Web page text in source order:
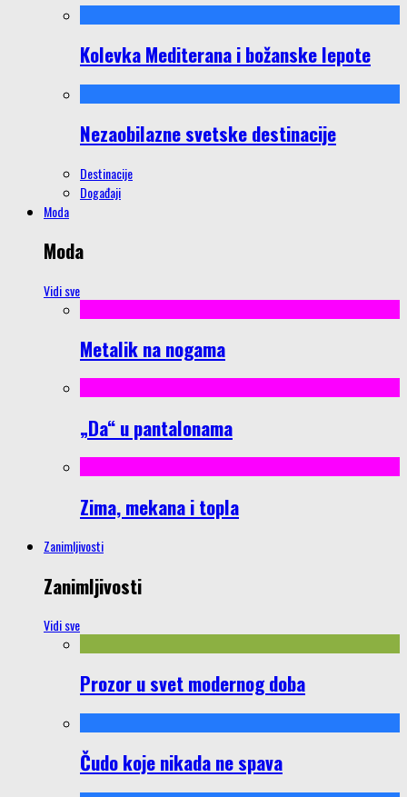
Kolevka Mediterana i božanske lepote
Nezaobilazne svetske destinacije
Destinacije
Događaji
Moda
Moda
Vidi sve
Metalik na nogama
„Da“ u pantalonama
Zima, mekana i topla
Zanimljivosti
Zanimljivosti
Vidi sve
Prozor u svet modernog doba
Čudo koje nikada ne spava